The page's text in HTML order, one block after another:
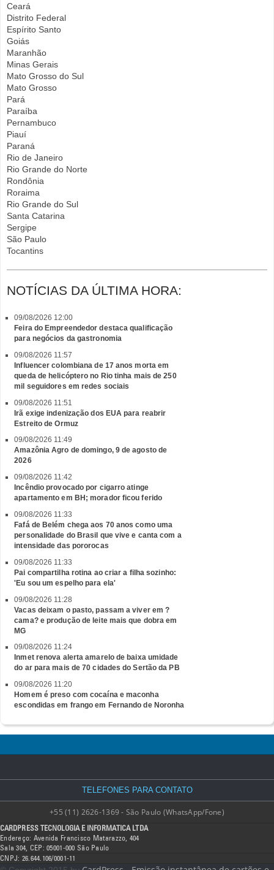
Ceará
Distrito Federal
Espírito Santo
Goiás
Maranhão
Minas Gerais
Mato Grosso do Sul
Mato Grosso
Pará
Paraíba
Pernambuco
Piauí
Paraná
Rio de Janeiro
Rio Grande do Norte
Rondônia
Roraima
Rio Grande do Sul
Santa Catarina
Sergipe
São Paulo
Tocantins
NOTÍCIAS DA ÚLTIMA HORA:
09/08/2026 12:00
Feira do Empreendedor destaca qualificação
para negócios da gastronomia
09/08/2026 11:57
Influencer colombiana de 17 anos morta em
queda de helicóptero no Rio tinha mais de 250
mil seguidores em redes sociais
09/08/2026 11:51
Irã exige indenização dos EUA para reabrir
Estreito de Ormuz
09/08/2026 11:49
Amazônia Agro de domingo, 9 de agosto de
2026
09/08/2026 11:42
Incêndio provocado por cigarro atinge
apartamento em BH; morador ficou ferido
09/08/2026 11:33
Fafá de Belém chega aos 70 anos como uma
personalidade do Brasil que vive e canta com a
intensidade das pororocas
09/08/2026 11:33
Pai compartilha rotina ao criar a filha sozinho:
'Eu sou um espelho para ela'
09/08/2026 11:28
Vacas deixam o pasto, passam a viver em ?
cama? e produção de leite mais que dobra em
MG
09/08/2026 11:24
Inmet renova alerta amarelo de baixa umidade
do ar para mais de 70 cidades do Sertão da PB
09/08/2026 11:20
Homem é preso com cocaína e maconha
escondidas em frango em Fernando de Noronha
TELEFONES PARA CONTATO
+55 (11) 2626-1369 - São Paulo (WhatsApp/Fone)
CARDPRESS TECNOLOGIA E INFORMATICA LTDA
Endereço: Avenida Francisco Matarazzo, 404
Sala 304, CEP: 05001-000 São Paulo
CNPJ: 26.644.106/0001-11